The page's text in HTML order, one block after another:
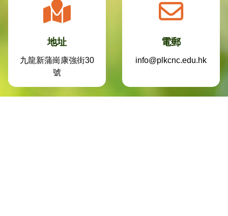
地址
九龍新蒲崗康強街30
號
電郵
info@plkcnc.edu.hk